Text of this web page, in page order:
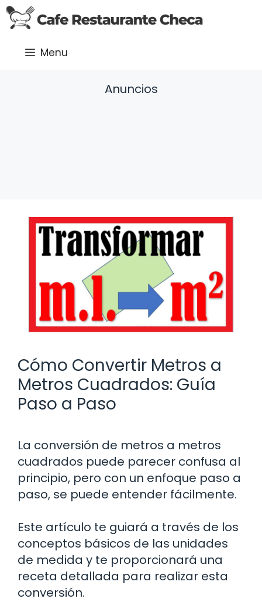
Saltar
al
Menu
Anuncios
Cómo Convertir Metros a
Metros Cuadrados: Guía
Paso a Paso
La conversión de metros a metros
cuadrados puede parecer confusa al
principio, pero con un enfoque paso a
paso, se puede entender fácilmente.
Este artículo te guiará a través de los
conceptos básicos de las unidades
de medida y te proporcionará una
receta detallada para realizar esta
conversión.